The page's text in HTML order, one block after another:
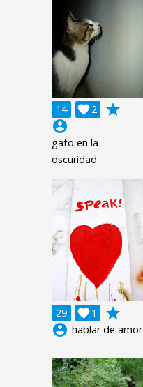
14 2

grade
account_circle
gato en la
oscuridad
29 1

grade
account_circle hablar de amor